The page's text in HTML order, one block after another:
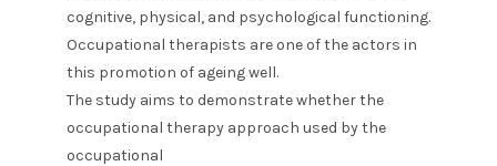
cognitive, physical, and psychological functioning.
Occupational therapists are one of the actors in
this promotion of ageing well.
The study aims to demonstrate whether the
occupational therapy approach used by the
occupational